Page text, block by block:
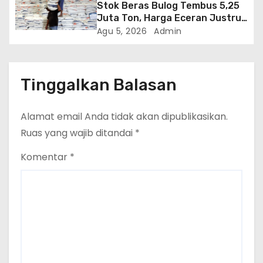
Stok Beras Bulog Tembus 5,25
Juta Ton, Harga Eceran Justru
Naik 7 Bulan Berturut-Turut
Agu 5, 2026 Admin
Tinggalkan Balasan
Alamat email Anda tidak akan dipublikasikan.
Ruas yang wajib ditandai *
Komentar *